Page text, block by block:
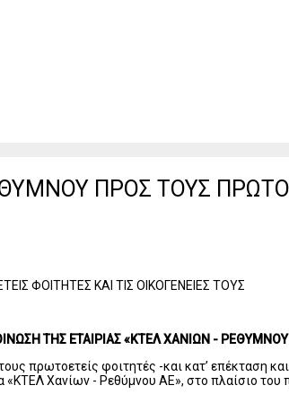
ΠΡΟΣ ΤΟΥΣ
ΦΟΙΤΗΤΕΣ ΚΑΙ ΤΙΣ ΟΙΚΟΓΕΝΕΙΕΣ ΤΟΥΣ
ΤΗΣ ΕΤΑΙΡΙΑΣ «ΚΤΕΛ ΧΑΝΙΩΝ - ΡΕΘΥΜΝΟΥ
πρωτοετείς φοιτητές -και κατ’ επέκταση
«ΚΤΕΛ Χανίων - Ρεθύμνου ΑΕ», στο πλαίσιο